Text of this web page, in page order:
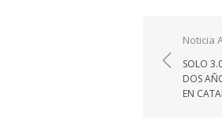
de
Noticia
SOLO
DOS
EN